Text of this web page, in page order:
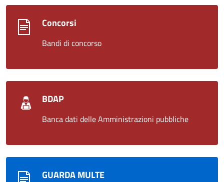
Concorsi
Bandi di concorso
BDAP
Banca dati delle Amministrazioni pubbliche
GUARDA MULTE